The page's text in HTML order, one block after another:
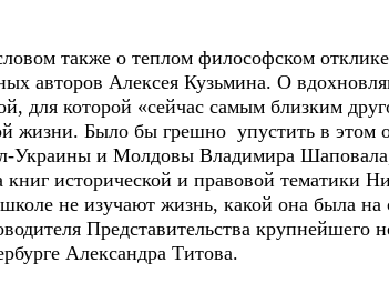
также о теплом философском отклике
авторов Алексея Кузьмина. О
для которой «сейчас самым близким
жизни. Было бы грешно упустить в этом
Украины и Молдовы Владимира
книг исторической и правовой
не изучают жизнь, какой она была на
Представительства крупнейшего
Александра Титова.